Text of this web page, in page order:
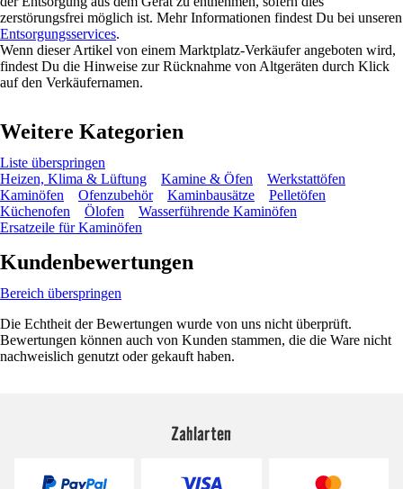
zerstörungsfrei möglich ist. Mehr Informationen findest Du bei unseren
Entsorgungsservices.
Wenn dieser Artikel von einem Marktplatz-Verkäufer angeboten wird,
findest Du die Hinweise zur Rücknahme von Altgeräten durch Klick
auf den Verkäufernamen.
Weitere Kategorien
Liste überspringen
Heizen, Klima & Lüftung
Kamine & Öfen
Werkstattöfen
Kaminöfen
Ofenzubehör Kaminbausätze
Pelletöfen
Küchenofen
Ölofen
Wasserführende Kaminöfen
Ersatzeile für Kaminöfen
Kundenbewertungen
Bereich überspringen
Die Echtheit der Bewertungen wurde von uns nicht überprüft.
Bewertungen können auch von Kunden stammen, die die Ware nicht
nachweislich genutzt oder gekauft haben.
Zahlarten